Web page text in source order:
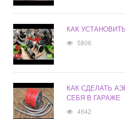
КАК
5806
КАК СДЕЛАТЬ
СЕБЯ В ГАРАЖЕ
4642